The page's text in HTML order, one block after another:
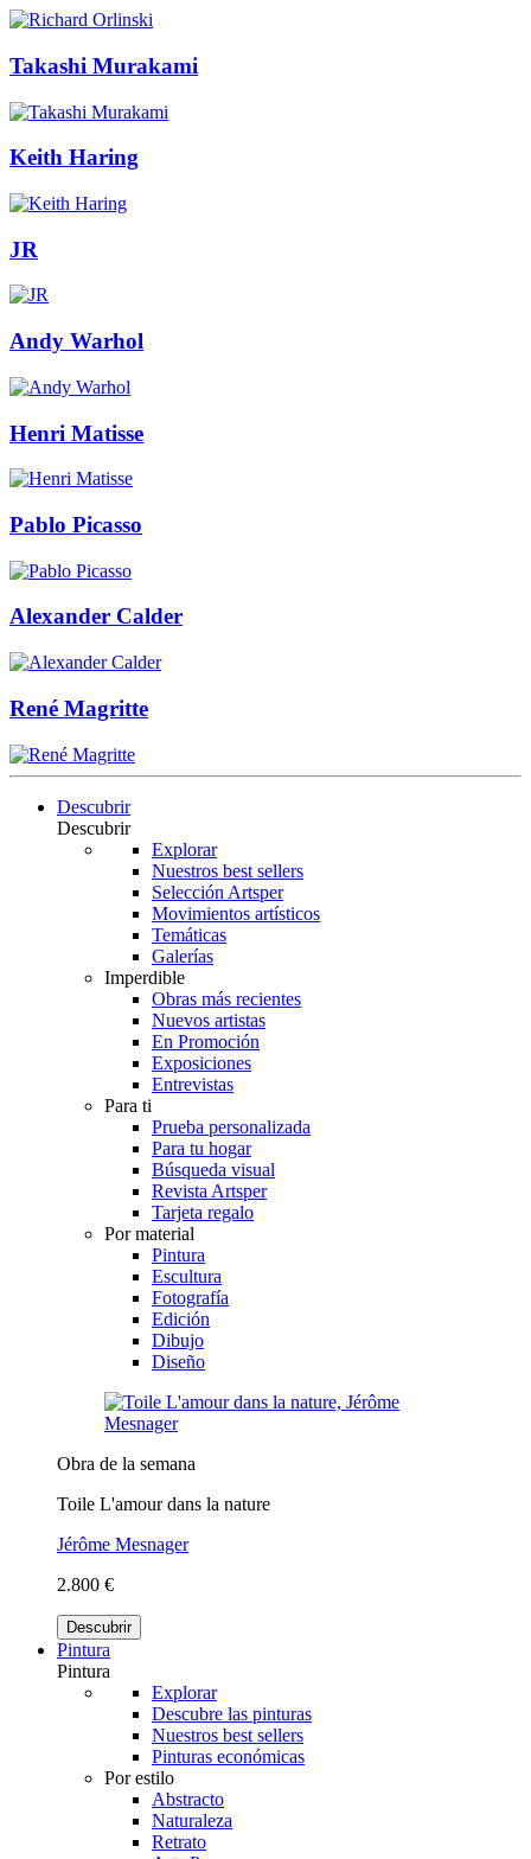
Takashi Murakami
Keith Haring
JR
Andy Warhol
Henri Matisse
Pablo Picasso
Alexander Calder
René Magritte
Descubrir
Descubrir
Explorar
Nuestros best sellers
Selección Artsper
Movimientos artísticos
Temáticas
Galerías
Imperdible
Obras más recientes
Nuevos artistas
En Promoción
Exposiciones
Entrevistas
Para ti
Prueba personalizada
Para tu hogar
Búsqueda visual
Revista Artsper
Tarjeta regalo
Por material
Pintura
Escultura
Fotografía
Edición
Dibujo
Diseño
Obra de la semana
Toile L'amour dans la nature
Jérôme Mesnager
2.800 €
Descubrir
Pintura
Pintura
Explorar
Descubre las pinturas
Nuestros best sellers
Pinturas económicas
Por estilo
Abstracto
Naturaleza
Retrato